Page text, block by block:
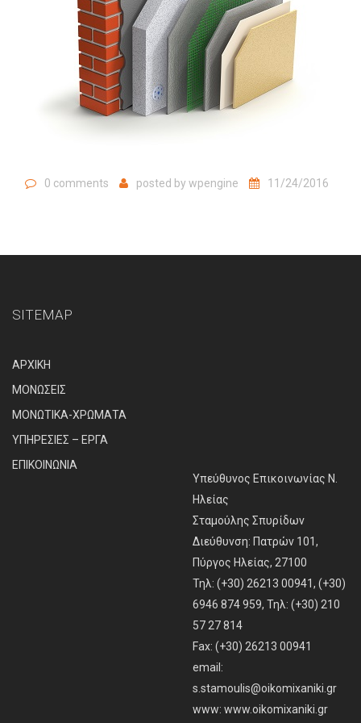
0 comments posted by wpengine 11/24/2016
SITEMAP
ΑΡΧΙΚΗ
ΜΟΝΩΣΕΙΣ
ΜΟΝΩΤΙΚΑ-ΧΡΩΜΑΤΑ
ΥΠΗΡΕΣΙΕΣ – ΕΡΓΑ
ΕΠΙΚΟΙΝΩΝΙΑ
Υπεύθυνος Επικοινωνίας Ν.
Ηλείας
Σταμούλης Σπυρίδων
Διεύθυνση: Πατρών 101,
Πύργος Ηλείας, 27100
Τηλ: (+30) 26213 00941, (+30)
6946 874 959, Τηλ: (+30) 210
57 27 814
Fax: (+30) 26213 00941
email:
s.stamoulis@oikomixaniki.gr
www: www.oikomixaniki.gr